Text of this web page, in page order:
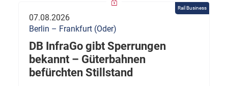
Rail Business
07.08.2026
Berlin – Frankfurt (Oder)
DB InfraGo gibt Sperrungen
bekannt – Güterbahnen
befürchten Stillstand